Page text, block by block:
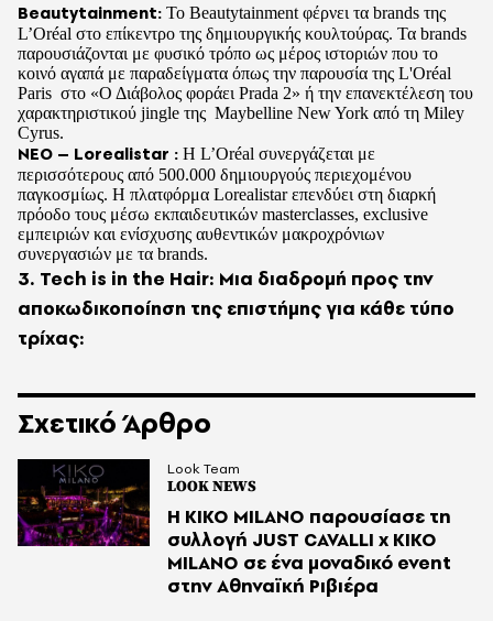
Beautytainment: Το Beautytainment φέρνει τα brands της
L’Oréal στο επίκεντρο της δημιουργικής κουλτούρας. Τα brands
παρουσιάζονται με φυσικό τρόπο ως μέρος ιστοριών που το
κοινό αγαπά με παραδείγματα όπως την παρουσία της L'Oréal
Paris στο «Ο Διάβολος φοράει Prada 2» ή την επανεκτέλεση του
χαρακτηριστικού jingle της Maybelline New York από τη Miley
Cyrus.
ΝΕΟ – Lorealistar : Η L’Oréal συνεργάζεται με
περισσότερους από 500.000 δημιουργούς περιεχομένου
παγκοσμίως. Η πλατφόρμα Lorealistar επενδύει στη διαρκή
πρόοδο τους μέσω εκπαιδευτικών masterclasses, exclusive
εμπειριών και ενίσχυσης αυθεντικών μακροχρόνιων
συνεργασιών με τα brands.
3. Tech is in the Hair: Μια διαδρομή προς την
αποκωδικοποίηση της επιστήμης για κάθε τύπο
τρίχας:
Σχετικό Άρθρο
LOOK NEWS
Η KIKO MILANO παρουσίασε τη
συλλογή JUST CAVALLI x KIKO
MILANO σε ένα μοναδικό event
στην Αθηναϊκή Ριβιέρα
Look Team